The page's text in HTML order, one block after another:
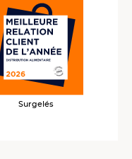
Surgelés